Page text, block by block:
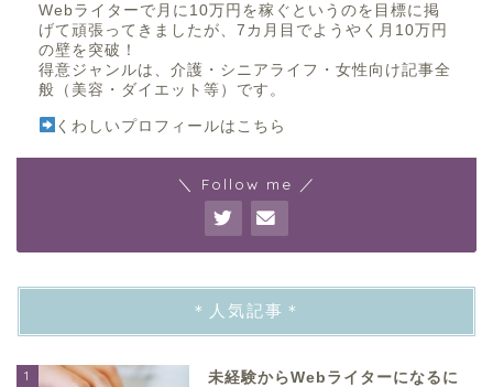
Webライターで月に10万円を稼ぐというのを目標に掲
げて頑張ってきましたが、7カ月目でようやく月10万円
の壁を突破！
得意ジャンルは、介護・シニアライフ・女性向け記事全
般（美容・ダイエット等）です。
くわしいプロフィールはこちら
＼ Follow me ／
＊人気記事＊
1
未経験からWebライターになるに